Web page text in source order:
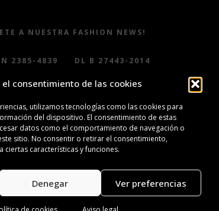
el consentimiento de las cookies
utilizamos tecnologías como las cookies para
del dispositivo. El consentimiento de estas
datos como el comportamiento de navegación o
sitio. No consentir o retirar el consentimiento,
ciertas características y funciones.
Denegar Ver preferencias
A NUESTRA FASHION NEWS!
2385-4839 DL B 27443-2014